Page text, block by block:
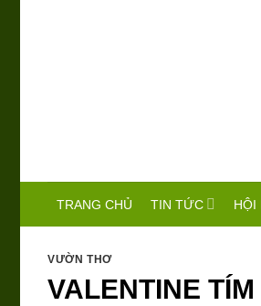
TRANG CHỦ TIN TỨC HỘI
VƯỜN THƠ
VALENTINE TÍM